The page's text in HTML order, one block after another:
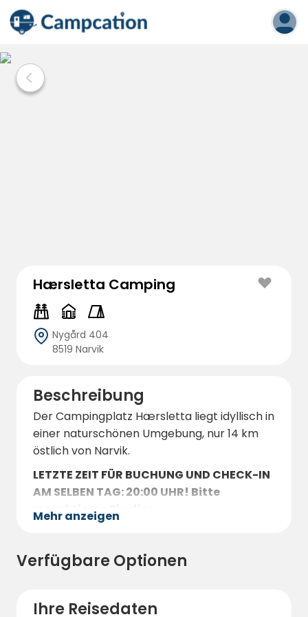
Hærsletta Camping
Nygård 404
8519 Narvik
Beschreibung
Der Campingplatz Hærsletta liegt idyllisch in
einer naturschönen Umgebung, nur 14 km
östlich von Narvik.
LETZTE ZEIT FÜR BUCHUNG UND CHECK-IN
AM SELBEN TAG: 20:00 UHR! Bitte
respektieren Sie dies.
Einrichtungen, darunter ein Sanitärgebäude
mit Duschen und Toiletten sowie
Wohnmobile und Wohnwagen, alle mit
Mehr anzeigen
Verfügbare Optionen
Ihre Reisedaten